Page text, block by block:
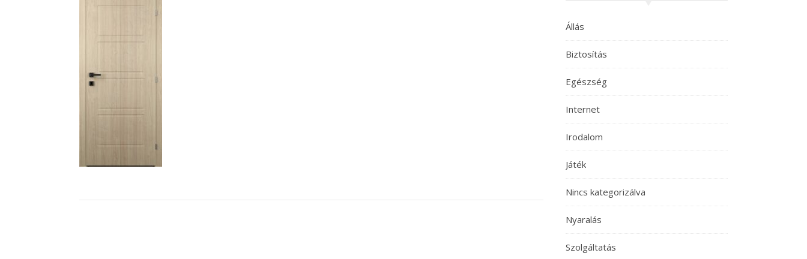
Állás
Biztosítás
Egészség
Internet
Irodalom
Játék
Nincs kategorizálva
Nyaralás
Szolgáltatás